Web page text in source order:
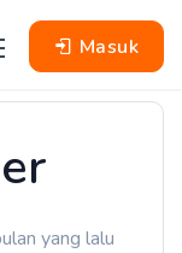
Masuk
yang lalu